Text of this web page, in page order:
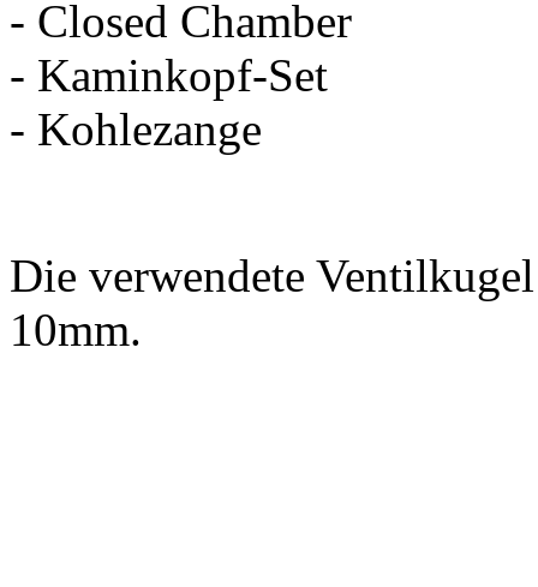
- Closed Chamber
- Kaminkopf-Set
- Kohlezange
Die verwendete
10mm.